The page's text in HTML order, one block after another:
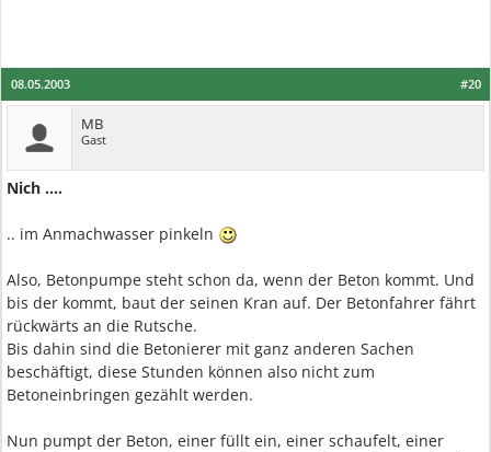
#20
08.05.2003
MB
Gast
Nich ....
.. im Anmachwasser pinkeln
Also, Betonpumpe steht schon da, wenn der Beton kommt. Und
bis der kommt, baut der seinen Kran auf. Der Betonfahrer fährt
rückwärts an die Rutsche.
Bis dahin sind die Betonierer mit ganz anderen Sachen
beschäftigt, diese Stunden können also nicht zum
Betoneinbringen gezählt werden.
Nun pumpt der Beton, einer füllt ein, einer schaufelt, einer